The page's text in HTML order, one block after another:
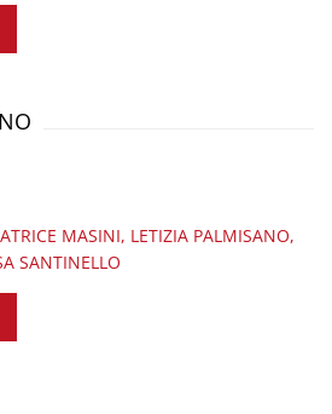
MASINI, LETIZIA PALMISANO,
SANTINELLO